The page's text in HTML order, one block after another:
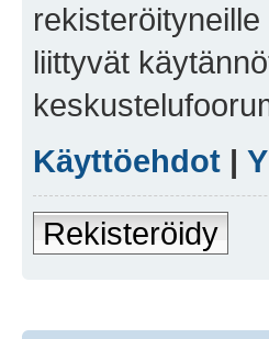
liittyvät
Käyttöehdot |
Rekisteröidy